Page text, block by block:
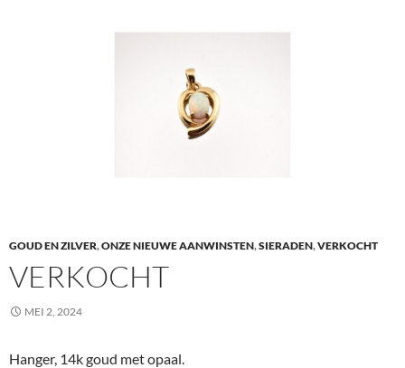
GOUD EN ZILVER,ONZE NIEUWE AANWINSTEN,SIERADEN,VERKOCHT
VERKOCHT
MEI 2, 2024
Hanger, 14k goud met opaal.